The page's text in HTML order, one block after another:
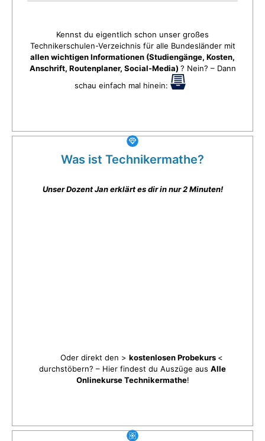
Kennst du eigentlich schon unser großes
Technikerschulen-Verzeichnis für alle Bundesländer mit
allen wichtigen Informationen (Studiengänge, Kosten,
Anschrift, Routenplaner, Social-Media) ? Nein? – Dann
schau einfach mal hinein:
Was ist Technikermathe?
Unser Dozent Jan erklärt es dir in nur 2 Minuten!
Oder direkt den > kostenlosen Probekurs <
durchstöbern? – Hier findest du Auszüge aus Alle
Onlinekurse Technikermathe!